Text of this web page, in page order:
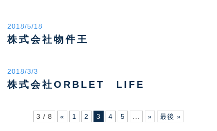
2018/5/18
株式会社物件王
2018/3/3
株式会社ORBLET LIFE
3 / 8 « 1 2 3 4 5 » 最後 »